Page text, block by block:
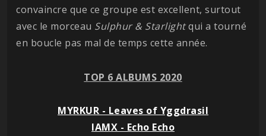
convaincre que ce groupe est excellent, surtout
avec le morceau Sulphur & Starlightqui a tourné
en boucle pas mal de temps cette année.
TOP 6 ALBUMS 2020
MYRKUR - Leaves of Yggdrasil
IAMX - Echo Echo